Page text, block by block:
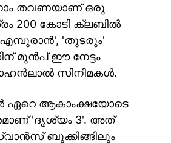
തവണയാണ് ഒരു
200 കോടി ക്ലബിൽ
'എമ്പുരാൻ', 'തുടരും'
മുൻപ് ഈ നേട്ടം
സിനിമകൾ.
ഏറെ ആകാംക്ഷയോടെ
'ദൃശ്യം 3'. അത്
ബുക്കിങ്ങിലും